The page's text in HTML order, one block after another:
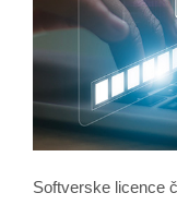
Softverske licence